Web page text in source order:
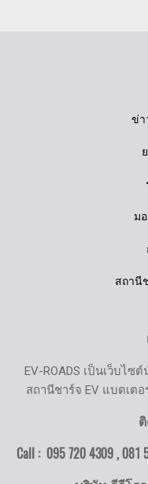
ข่า
ม
สถานี
EV-ROADS เป็นเว็บไ
สถานีชาร์จ EV แบตเต
Call : 095 720 4309 , 081